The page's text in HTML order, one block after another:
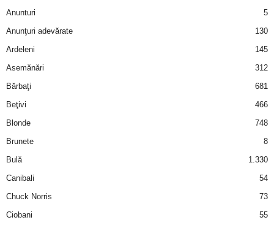
Anunturi
5
Anunţuri adevărate
130
Ardeleni
145
Asemănări
312
Bărbaţi
681
Beţivi
466
Blonde
748
Brunete
8
Bulă
1.330
Canibali
54
Chuck Norris
73
Ciobani
55